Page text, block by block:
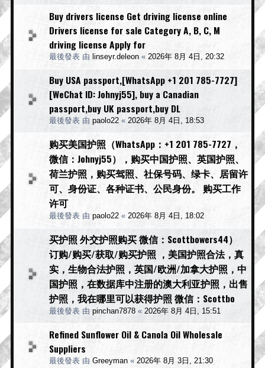
Buy drivers license Get driving license online
Drivers license for sale Category A, B, C, M
driving license Apply for
最後發表 由 linseyr.deleon « 2026年 8月 4日, 20:32
Buy USA passport,[WhatsApp +1 201 785-7727]
[WeChat ID: Johnyj55], buy a Canadian
passport,buy UK passport,buy DL
最後發表 由 paolo22 « 2026年 8月 4日, 18:53
购买美国护照（WhatsApp：+1 201 785-7727，
微信：Johnyj55），购买中国护照、英国护照、
荷兰护照，购买驾照、社保号码、绿卡、居留许
可、身份证、各种证书、公民身份。 购买工作
许可
最後發表 由 paolo22 « 2026年 8月 4日, 18:02
买护照 外交护照购买 微信：Scottbowers44）
订购/购买/获取/购买护照 ，美国护照合法，真
实，生物合法护照，英国/欧洲/加拿大护照，中
国护照，在数据库中注册的澳大利亚护照，出售
护照，我在哪里可以获得护照 微信：Scottbo
最後發表 由 pinchan7878 « 2026年 8月 4日, 15:51
Refined Sunflower Oil & Canola Oil Wholesale
Suppliers
最後發表 由 Greeyman « 2026年 8月 3日, 21:30